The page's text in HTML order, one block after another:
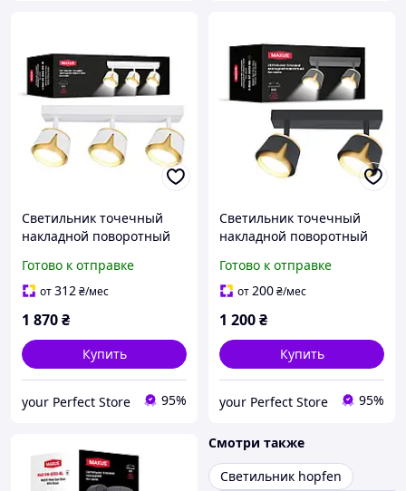
Светильник точечный
накладной поворотный
Flora Base GX53x3 White
Golden
Готово к отправке
от312₴/мес
1 870₴
Купить
your Perfect Store 95%
Светильник точечный
накладной поворотный
Flora Base GX53x2 Black
Golden
Готово к отправке
от200₴/мес
1 200₴
Купить
your Perfect Store 95%
Смотри также
Светильник hopfen